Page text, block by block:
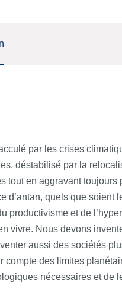
par les crises
déstabilisé par la
tout en aggravant toujours
d’antan, quels que soient
productivisme et de
vivre. Nous devons
aussi des sociétés
des limites
nécessaires et de